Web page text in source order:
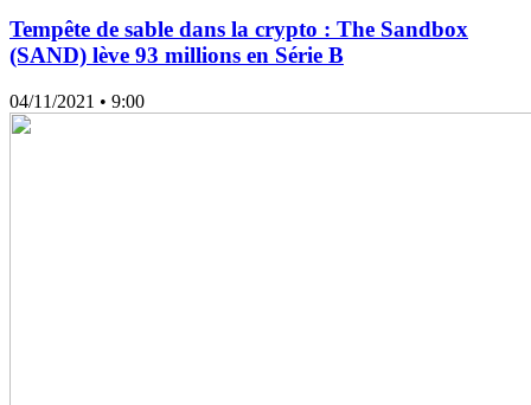
Tempête de sable dans la crypto : The Sandbox
(SAND) lève 93 millions en Série B
04/11/2021 • 9:00